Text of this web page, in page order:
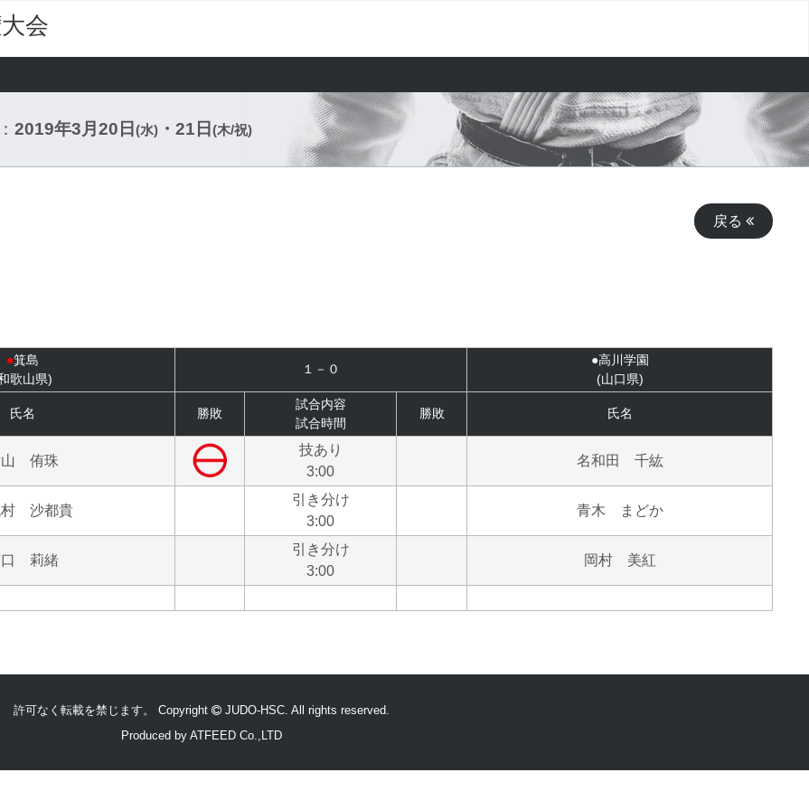
会
2019年3月20日 (水)・21日 (木/祝)
戻る
●箕島
歌山県)
１－０
●高川学園
(山口県)
氏名 勝敗
試合内容
試合時間
勝敗 氏名
山 侑珠
技あり
3:00
名和田 千紘
村 沙都貴
引き分け
3:00
青木 まどか
口 莉緒
引き分け
3:00
岡村 美紅
許可なく転載を禁じます。 Copyright JUDO-HSC. All rights reserved.
Produced by ATFEED Co.,LTD